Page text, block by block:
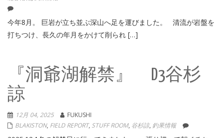
今年8月。 巨岩が立ち並ぶ深山へ足を運びました。 清流が岩盤を
打ちつけ、長久の年月をかけて削られ […]
『洞爺湖解禁』 D3谷杉
諒
12月 04, 2025
FUKUSHI
BLAKISTON, FIELD REPORT, STUFF ROOM, 谷杉諒, 釣果情報